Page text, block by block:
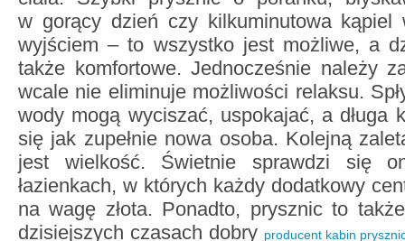
w gorący dzień czy kilkuminutowa kąpiel
wyjściem – to wszystko jest możliwe, a
także komfortowe. Jednocześnie należy
wcale nie eliminuje możliwości relaksu.
wody mogą wyciszać, uspokajać, a długa
się jak zupełnie nowa osoba. Kolejną
jest wielkość. Świetnie sprawdzi się
łazienkach, w których każdy dodatkowy
na wagę złota. Ponadto, prysznic to
dzisiejszych czasach dobry producent kabin